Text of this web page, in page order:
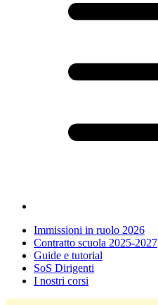
Immissioni in ruolo 2026
Contratto scuola 2025-2027
Guide e tutorial
SoS Dirigenti
I nostri corsi